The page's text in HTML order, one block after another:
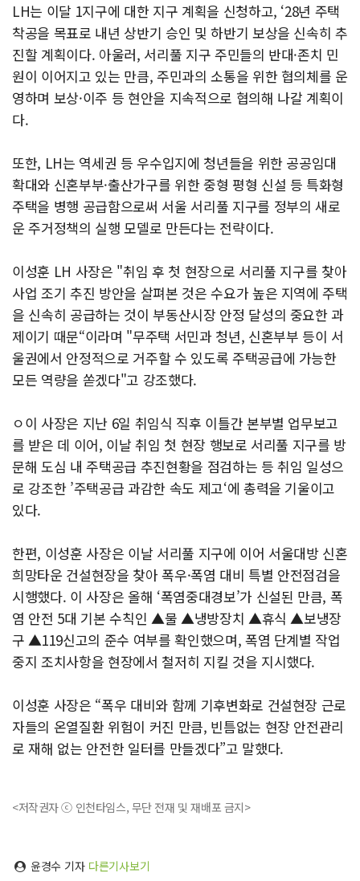
LH는 이달 1지구에 대한 지구 계획을 신청하고, ‘28년 주택
착공을 목표로 내년 상반기 승인 및 하반기 보상을 신속히 추
진할 계획이다. 아울러, 서리풀 지구 주민들의 반대·존치 민
원이 이어지고 있는 만큼, 주민과의 소통을 위한 협의체를 운
영하며 보상·이주 등 현안을 지속적으로 협의해 나갈 계획이
다.
또한, LH는 역세권 등 우수입지에 청년들을 위한 공공임대
확대와 신혼부부·출산가구를 위한 중형 평형 신설 등 특화형
주택을 병행 공급함으로써 서울 서리풀 지구를 정부의 새로
운 주거정책의 실행 모델로 만든다는 전략이다.
이성훈 LH 사장은 "취임 후 첫 현장으로 서리풀 지구를 찾아
사업 조기 추진 방안을 살펴본 것은 수요가 높은 지역에 주택
을 신속히 공급하는 것이 부동산시장 안정 달성의 중요한 과
제이기 때문“이라며 "무주택 서민과 청년, 신혼부부 등이 서
울권에서 안정적으로 거주할 수 있도록 주택공급에 가능한
모든 역량을 쏟겠다"고 강조했다.
ㅇ이 사장은 지난 6일 취임식 직후 이틀간 본부별 업무보고
를 받은 데 이어, 이날 취임 첫 현장 행보로 서리풀 지구를 방
문해 도심 내 주택공급 추진현황을 점검하는 등 취임 일성으
로 강조한 ’주택공급 과감한 속도 제고‘에 총력을 기울이고
있다.
한편, 이성훈 사장은 이날 서리풀 지구에 이어 서울대방 신혼
희망타운 건설현장을 찾아 폭우·폭염 대비 특별 안전점검을
시행했다. 이 사장은 올해 ‘폭염중대경보’가 신설된 만큼, 폭
염 안전 5대 기본 수칙인 ▲물 ▲냉방장치 ▲휴식 ▲보냉장
구 ▲119신고의 준수 여부를 확인했으며, 폭염 단계별 작업
중지 조치사항을 현장에서 철저히 지킬 것을 지시했다.
이성훈 사장은 “폭우 대비와 함께 기후변화로 건설현장 근로
자들의 온열질환 위험이 커진 만큼, 빈틈없는 현장 안전관리
로 재해 없는 안전한 일터를 만들겠다”고 말했다.
<저작권자 ⓒ 인천타임스, 무단 전재 및 재배포 금지>
윤경수 기자 다른기사보기